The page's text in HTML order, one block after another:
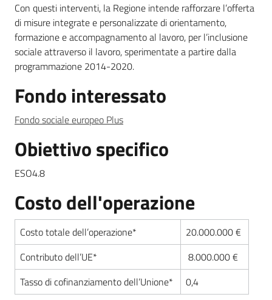
e lavoro
Argomenti
Novità
Leggi Atti Bandi
Piani Programmi
Progetti
Con questi interventi, la Regione intende rafforzare l’offerta
di misure integrate e personalizzate di orientamento,
formazione e accompagnamento al lavoro, per l’inclusione
sociale attraverso il lavoro, sperimentate a partire dalla
programmazione 2014-2020.
Fondo interessato
Fondo sociale europeo Plus
Obiettivo specifico
ESO4.8
Costo dell'operazione
Costo totale dell’operazione*
20.000.000 €
Contributo dell’UE*
8.000.000 €
Tasso di cofinanziamento dell’Unione*
0,4